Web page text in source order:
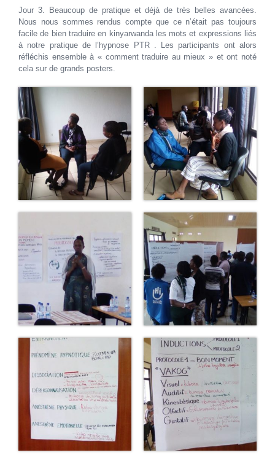
Jour 3. Beaucoup de pratique et déjà de très belles avancées.
Nous nous sommes rendus compte que ce n’était pas toujours
facile de bien traduire en kinyarwanda les mots et expressions liés
à notre pratique de l’hypnose PTR . Les participants ont alors
réfléchis ensemble à « comment traduire au mieux » et ont noté
cela sur de grands posters.